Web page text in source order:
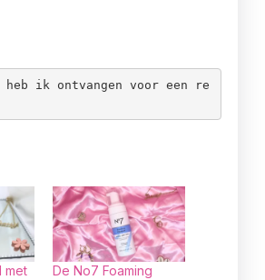
ik ontvangen voor een re
met
De No7 Foaming